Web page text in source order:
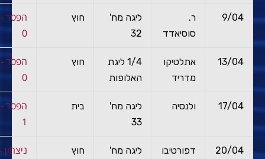
9/04
ר.
סוסיאדד
ליגה מח'
32
חוץ
0
13/04
אתלטיקו
מדריד
1/4 ליגת
האלופות
חוץ
0
17/04 ולנסיה
ליגה מח'
33
בית
1
20/04 דפורטיבו
ליגה מח'
חוץ